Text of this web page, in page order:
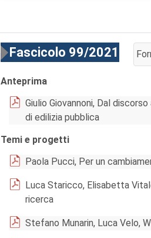
Fascicolo 99/2021
Anteprima
Giulio Giovannoni, Dal
di edilizia pubblica
Temi e progetti
Paola Pucci, Per un
Luca Staricco, Elisabetta
ricerca
Stefano Munarin, Luca Velo,